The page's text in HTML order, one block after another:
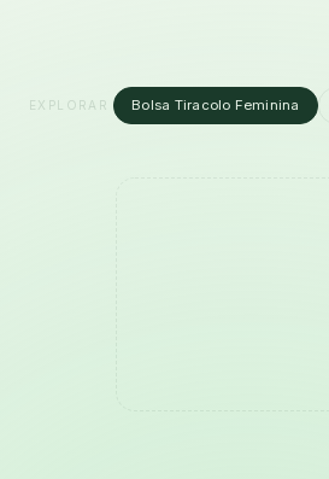
Bolsa Tiracolo Feminina